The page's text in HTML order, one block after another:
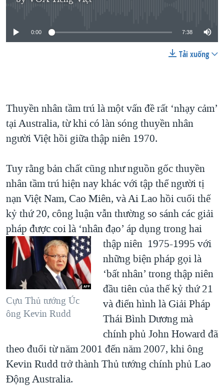
No media source currently available
0:00 7:38
Tải xuống
Thuyền nhân tầm trú là một vấn đề rất ‘nhạy cảm’
tại Australia, từ khi có làn sóng thuyền nhân
người Việt hồi giữa thập niên 1970.
Tuy rằng bản chất cũng như nguồn gốc thuyền
nhân tầm trú hiện nay khác với tập thể người tị
nạn Việt Nam, Cao Miên, và Ai Lao hồi cuối thế
kỷ thứ 20, công luận vẫn thường so sánh các giải
pháp được coi là ‘nhân đạo’ áp dụng trong hai
thập niên ​
Cựu Thủ tướng Úc
ông Kevin Rudd
1975-1995 với
những biện pháp gọi là
‘bất nhân’ trong thập niên
đầu tiên của thế kỷ thứ 21
và điển hình là Giải Pháp
Thái Bình Dương mà
chính phủ John Howard đã
theo đuổi từ năm 2001 đến năm 2007, khi ông
Kevin Rudd trở thành Thủ tướng chính phủ Lao
Động Australia.